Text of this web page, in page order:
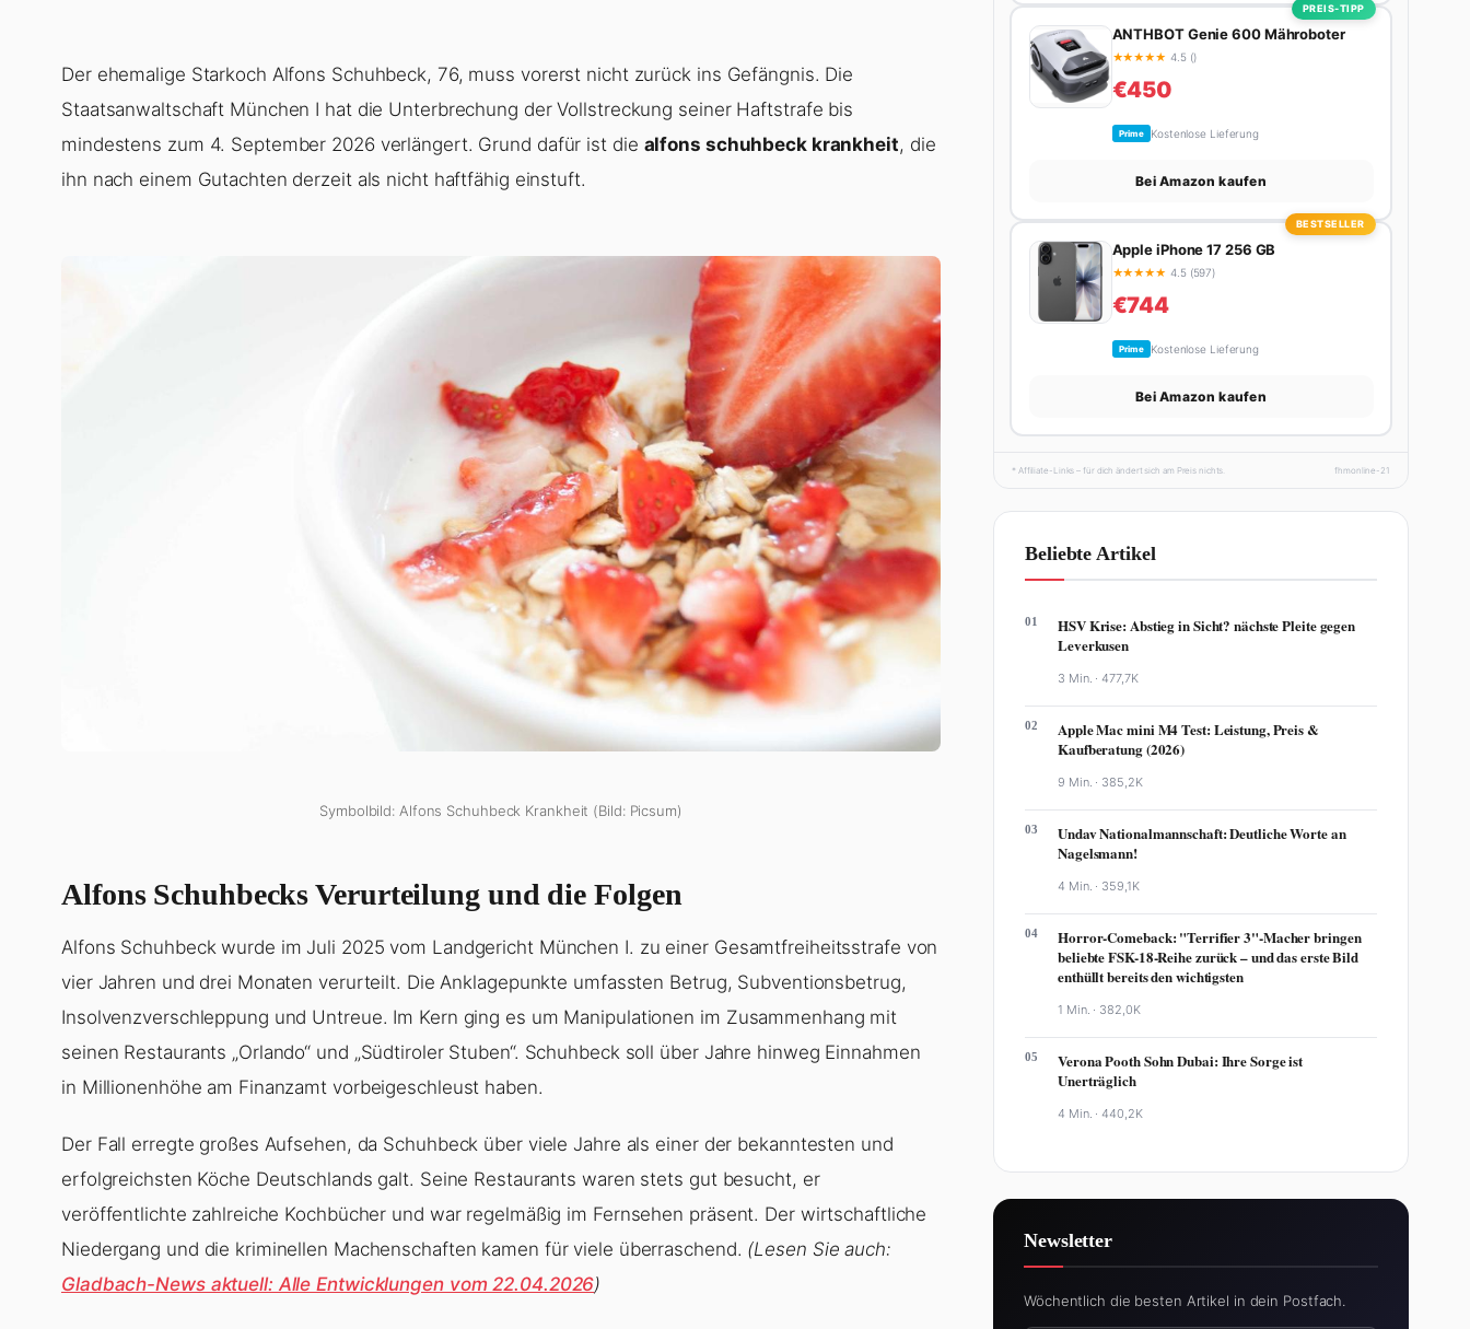
Der ehemalige Starkoch Alfons Schuhbeck, 76, muss vorerst nicht zurück ins Gefängnis. Die
Staatsanwaltschaft München I hat die Unterbrechung der Vollstreckung seiner Haftstrafe bis
mindestens zum 4. September 2026 verlängert. Grund dafür ist die alfons schuhbeck krankheit, die
ihn nach einem Gutachten derzeit als nicht haftfähig einstuft.
Symbolbild: Alfons Schuhbeck Krankheit (Bild: Picsum)
Alfons Schuhbecks Verurteilung und die Folgen
Alfons Schuhbeck wurde im Juli 2025 vom Landgericht München I. zu einer Gesamtfreiheitsstrafe von
vier Jahren und drei Monaten verurteilt. Die Anklagepunkte umfassten Betrug, Subventionsbetrug,
Insolvenzverschleppung und Untreue. Im Kern ging es um Manipulationen im Zusammenhang mit
seinen Restaurants „Orlando“ und „Südtiroler Stuben“. Schuhbeck soll über Jahre hinweg Einnahmen
in Millionenhöhe am Finanzamt vorbeigeschleust haben.
Der Fall erregte großes Aufsehen, da Schuhbeck über viele Jahre als einer der bekanntesten und
erfolgreichsten Köche Deutschlands galt. Seine Restaurants waren stets gut besucht, er
veröffentlichte zahlreiche Kochbücher und war regelmäßig im Fernsehen präsent. Der wirtschaftliche
Niedergang und die kriminellen Machenschaften kamen für viele überraschend. (Lesen Sie auch:
Gladbach-News aktuell: Alle Entwicklungen vom 22.04.2026)
PREIS-TIPP
ANTHBOT Genie 600 Mähroboter
★★★★★ 4.5 ()
€450
Prime Kostenlose Lieferung
Bei Amazon kaufen
BESTSELLER
Apple iPhone 17 256 GB
★★★★★ 4.5 (597)
€744
Prime Kostenlose Lieferung
Bei Amazon kaufen
* Affiliate-Links – für dich ändert sich am Preis nichts. fhmonline-21
Beliebte Artikel
01
HSV Krise: Abstieg in Sicht? nächste Pleite gegen
Leverkusen
3 Min. ·477,7K
02
Apple Mac mini M4 Test: Leistung, Preis &
Kaufberatung (2026)
9 Min. · 385,2K
03
Undav Nationalmannschaft: Deutliche Worte an
Nagelsmann!
4 Min. · 359,1K
04
Horror-Comeback: "Terrifier 3"-Macher bringen
beliebte FSK-18-Reihe zurück – und das erste Bild
enthüllt bereits den wichtigsten
1 Min. · 382,0K
05
Verona Pooth Sohn Dubai: Ihre Sorge ist
Unerträglich
4 Min. ·440,2K
Newsletter
Wöchentlich die besten Artikel in dein Postfach.